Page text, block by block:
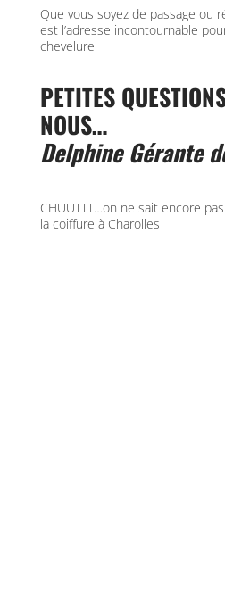
Que vous soyez de passage ou
est l’adresse incontournable
chevelure
PETITES
NOUS…
Delphine Gérante
CHUUTTT…on ne sait encore
la coiffure à Charolles